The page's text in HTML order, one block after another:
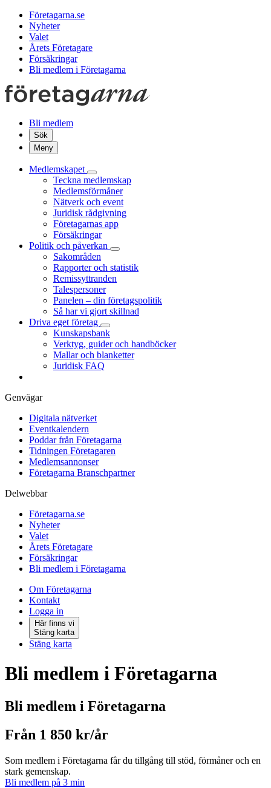
Företagarna.se
Nyheter
Valet
Årets Företagare
Försäkringar
Bli medlem i Företagarna
Bli medlem
Sök
Meny
Medlemskapet
Teckna medlemskap
Medlemsförmåner
Nätverk och event
Juridisk rådgivning
Företagarnas app
Försäkringar
Politik och påverkan
Sakområden
Rapporter och statistik
Remissyttranden
Talespersoner
Panelen – din företagspolitik
Så har vi gjort skillnad
Driva eget företag
Kunskapsbank
Verktyg, guider och handböcker
Mallar och blanketter
Juridisk FAQ
Genvägar
Digitala nätverket
Eventkalendern
Poddar från Företagarna
Tidningen Företagaren
Medlemsannonser
Företagarna Branschpartner
Delwebbar
Företagarna.se
Nyheter
Valet
Årets Företagare
Försäkringar
Bli medlem i Företagarna
Om Företagarna
Kontakt
Logga in
Här finns vi
Stäng karta
Stäng karta
Bli medlem i Företagarna
Bli medlem i Företagarna
Från 1 850 kr/år
Som medlem i Företagarna får du tillgång till stöd, förmåner och en
stark gemenskap.
Bli medlem på 3 min